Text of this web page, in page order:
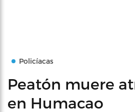
Policíacas
Peatón muere
en Humacao